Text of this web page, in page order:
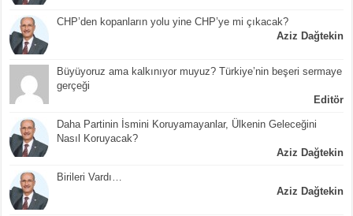
CHP’den kopanların yolu yine CHP’ye mi çıkacak?
Aziz Dağtekin
Büyüyoruz ama kalkınıyor muyuz? Türkiye’nin beşeri sermaye
gerçeği
Editör
Daha Partinin İsmini Koruyamayanlar, Ülkenin Geleceğini
Nasıl Koruyacak?
Aziz Dağtekin
Birileri Vardı…
Aziz Dağtekin